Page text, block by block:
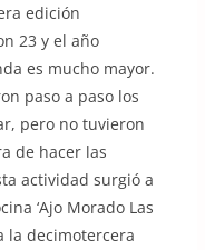
edición
23 y el año
es mucho mayor.
paso a paso los
pero no tuvieron
de hacer las
actividad surgió a
‘Ajo Morado Las
la decimotercera